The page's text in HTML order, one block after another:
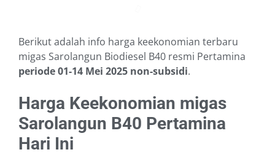
Berikut adalah info harga keekonomian terbaru
migas Sarolangun Biodiesel B40 resmi Pertamina
periode 01-14 Mei 2025 non-subsidi.
Harga Keekonomian migas
Sarolangun B40 Pertamina
Hari Ini